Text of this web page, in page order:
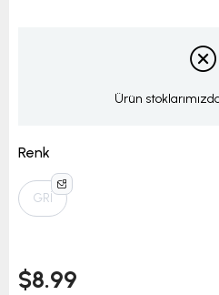
Ürün
Renk
GRİ
$8.99